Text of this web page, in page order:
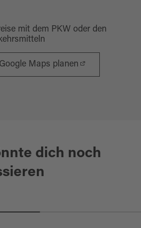
mit dem PKW oder den
Maps planen
dich noch
- ALTSTADT MIT